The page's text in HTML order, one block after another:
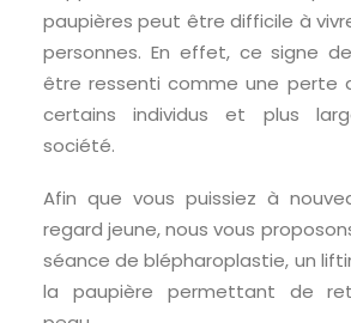
paupières peut être difficile à
personnes. En effet, ce signe
être ressenti comme une perte
certains individus et plus
société.
Afin que vous puissiez à
regard jeune, nous vous
séance de blépharoplastie, un
la paupière permettant de